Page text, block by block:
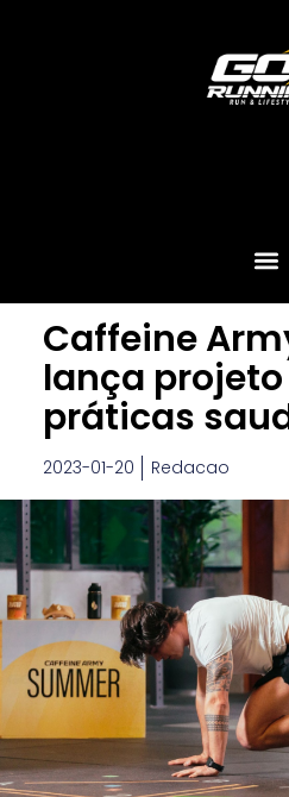
Caffeine
lança
práticas
2023-01-20 Redacao